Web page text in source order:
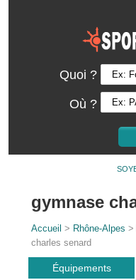
Quoi ?
Où ?
gymnase
Accueil > Rhône-Alpes >
charles senard
Équipements